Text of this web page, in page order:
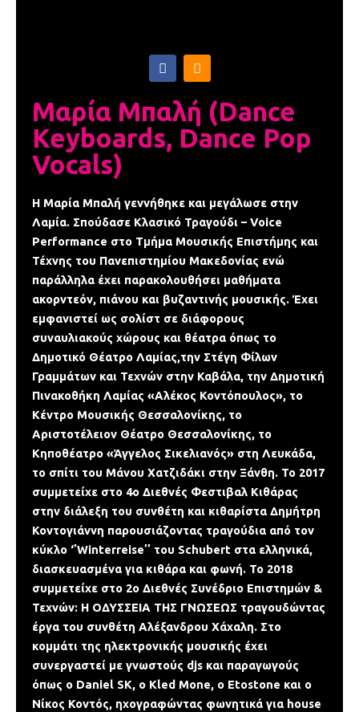
F
a
b
o
k
S
o
n
d
c
l
Μαρία Μπαλή (Dance
Keyboards, Dance Pop
Vocals)
Η Μαρία Μπαλή γεννήθηκε και μεγάλωσε στην
Λαμία. Σπούδασε Κλασικό Τραγούδι – Voice
Performance στο Tμήμα Μουσικής Επιστήμης και
Τέχνης του Πανεπιστημίου Μακεδονίας ενώ
παράλληλα έχει παρακολουθήσει μαθήματα
ακορντεόν, πιάνου και βυζαντινής μουσικής. Έχει
εμφανιστεί ως σολίστ σε διάφορους
συναυλιακούς χώρους και θέατρα όπως το
Δημοτικό Θέατρο Λαμίας,την Στέγη Φίλων
Γραμμάτων και Τεχνών στην Καβάλα, την Δημοτική
Πινακοθήκη Λαμίας «Αλέκος Κοντόπουλος», το
Κέντρο Μουσικής Θεσσαλονίκης, το
Αριστοτέλειον Θέατρο Θεσσαλονίκης, το
Κηποθέατρο «Άγγελος Σικελιανός» στη Λευκάδα,
το σπίτι του Μάνου Χατζιδάκι στην Ξάνθη. Το 2017
συμμετείχε στο 4ο Διεθνές Φεστιβαλ Κιθάρας
στην διάλεξη του συνθέτη και κιθαρίστα Δημήτρη
Κοντογιάννη παρουσιάζοντας τραγούδια από τον
κύκλο ‘ʼWinterreiseʼʼ του Schubert στα ελληνικά,
διασκευασμένα για κιθάρα και φωνή. Το 2018
συμμετείχε στο 2o Διεθνές Συνέδριο Επιστημών &
Τεχνών: Η ΟΔΥΣΣΕΙΑ ΤΗΣ ΓΝΩΣΕΩΣ τραγουδώντας
έργα του συνθέτη Αλέξανδρου Χάχαλη. Στο
κομμάτι της ηλεκτρονικής μουσικής έχει
συνεργαστεί με γνωστούς djs και παραγωγούς
όπως o Daniel SK, ο Kled Mone, ο Etostone και ο
Νίκος Κοντός, ηχογραφώντας φωνητικά για house